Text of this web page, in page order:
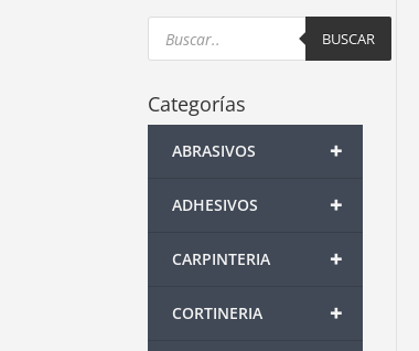
Products
search BUSCAR
Categorías
+
ABRASIVOS
+
ADHESIVOS
+
CARPINTERIA
+
CORTINERIA